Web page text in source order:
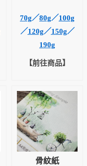
70g／80g／100g
／120g／150g／
190g
【前往商品】
骨紋紙